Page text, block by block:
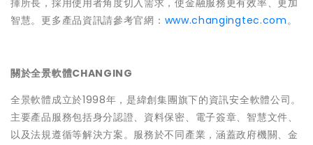
揮所長，採用使用者角度切入需求，使金融服務更有效率、更加
智慧。更多產品資訊請參考官網： www.changingtec.com。
關於全景軟體CHANGING
全景軟體成立於1998年，是緯創集團旗下的資訊安全軟體公司。
主要產品服務包括身分認證、資料保密、電子簽章、智慧文件、
以及法規遵循等解決方案。服務於不同產業，涵蓋政府機關、金